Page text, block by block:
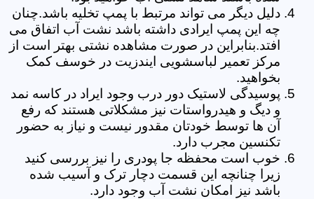
دلیل دیگر می تواند مرتبط با پمپ تخلیه باشد.چنان
چه این پمپ ایرادی داشته باشد نشت آب اتفاق می
افتد.بنابراین در صورت مشاهده نشتی بهتر است از
مرکز تعمیر لباسشویی ایندزیت در خوسف کمک
بخواهید.
پوسیدگی لاستیک دور درب وجود ایراد در کاسه نمد
و دیگ و هیدرواستات نیز مشکلاتی هستند که رفع
آن ها توسط خودتان مقدور نیست و نیاز به حضور
تکنسین مجرب دارد.
خوب است محفظه جا پودری را نیز بررسی کنید
زیرا چنانچه این قسمت دچار ترک و آسیب شده
باشد نیز امکان نشت آب وجود دارد.